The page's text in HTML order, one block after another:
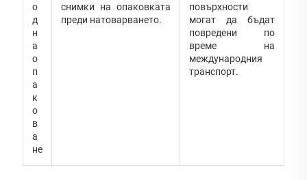
о
д
н
а
о
п
а
к
о
в
а
не
снимки на опаковката
преди натоварването.
повърхности
могат да бъдат
повредени по
време на
международния
транспорт.